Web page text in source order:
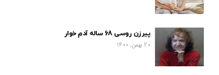
پیرزن روسی 68 ساله آدم خوار
20 بهمن, 1400